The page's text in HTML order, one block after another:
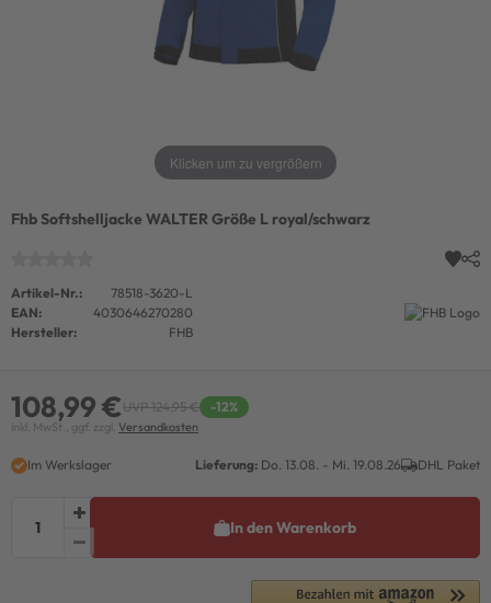
Klicken um zu vergrößern
Fhb Softshelljacke WALTER Größe L royal/schwarz
Artikel-Nr.:
78518-3620-L
EAN:
4030646270280
Hersteller:
FHB
108,99 €UVP 124,95 € -12%
inkl. MwSt., ggf. zzgl. Versandkosten
Im Werkslager Lieferung: Do. 13.08. - Mi. 19.08.26 DHL Paket
In den Warenkorb